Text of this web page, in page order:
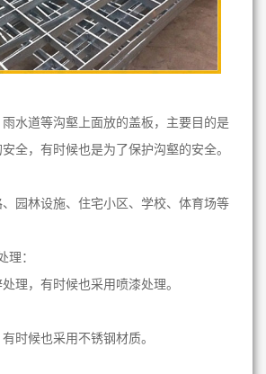
水道等沟壑上面放的盖板，主要目的是
全，有时候也是为了保护沟壑的安全。
园林设施、住宅小区、学校、体育场等
理：
理，有时候也采用喷漆处理。
时候也采用不锈钢材质。